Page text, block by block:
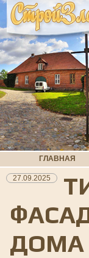
ГЛАВНАЯ
27.09.2025
ДОМА